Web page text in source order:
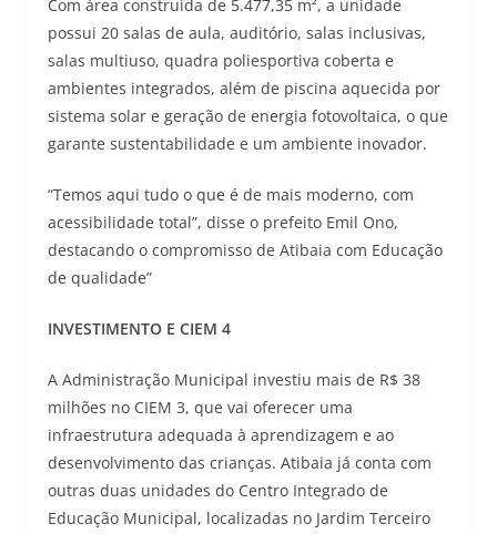
Com área construída de 5.477,35 m², a unidade
possui 20 salas de aula, auditório, salas inclusivas,
salas multiuso, quadra poliesportiva coberta e
ambientes integrados, além de piscina aquecida por
sistema solar e geração de energia fotovoltaica, o que
garante sustentabilidade e um ambiente inovador.
“Temos aqui tudo o que é de mais moderno, com
acessibilidade total”, disse o prefeito Emil Ono,
destacando o compromisso de Atibaia com Educação
de qualidade”
INVESTIMENTO E CIEM 4
A Administração Municipal investiu mais de R$ 38
milhões no CIEM 3, que vai oferecer uma
infraestrutura adequada à aprendizagem e ao
desenvolvimento das crianças. Atibaia já conta com
outras duas unidades do Centro Integrado de
Educação Municipal, localizadas no Jardim Terceiro